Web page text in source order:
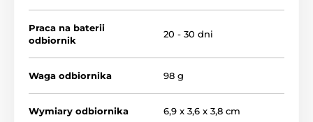
na chwilę przed impuslem
elektrostatycznym . Strefa korekcyjna jest
ustawialna od 30 cm do 4 m według typu instalacji i
Rodzaj korekcji
Praca na baterii
odbiornik
20 - 30 dni
Waga odbiornika 98 g
Wymiary odbiornika 6,9 x 3,6 x 3,8 cm